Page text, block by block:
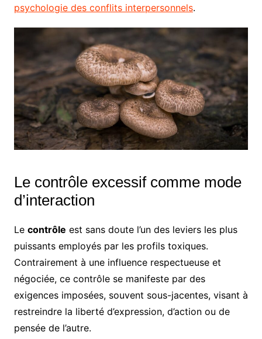
psychologie des conflits interpersonnels.
Le contrôle excessif comme mode
d’interaction
Le contrôle est sans doute l’un des leviers les plus
puissants employés par les profils toxiques.
Contrairement à une influence respectueuse et
négociée, ce contrôle se manifeste par des
exigences imposées, souvent sous-jacentes, visant à
restreindre la liberté d’expression, d’action ou de
pensée de l’autre.